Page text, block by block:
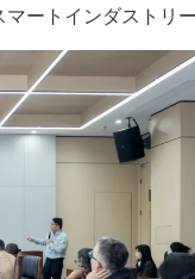
ートインダストリ